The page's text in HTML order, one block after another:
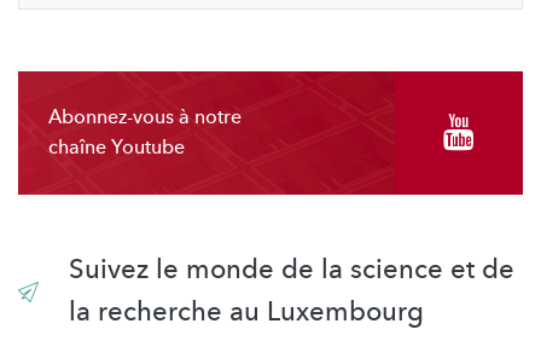
Abonnez-vous à notre
chaîne Youtube
Suivez le monde de la science et de
la recherche au Luxembourg